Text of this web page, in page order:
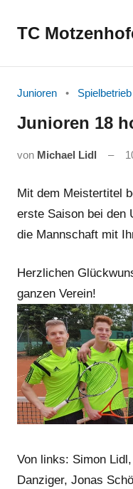
InhaltTC
Junioren Spielbetrieb
Junioren 18
von Michael Lidl
Mit dem Meistertitel
erste Saison bei den
die Mannschaft mit
Herzlichen
ganzen Verein!
Von links: Simon
Danziger, Jonas